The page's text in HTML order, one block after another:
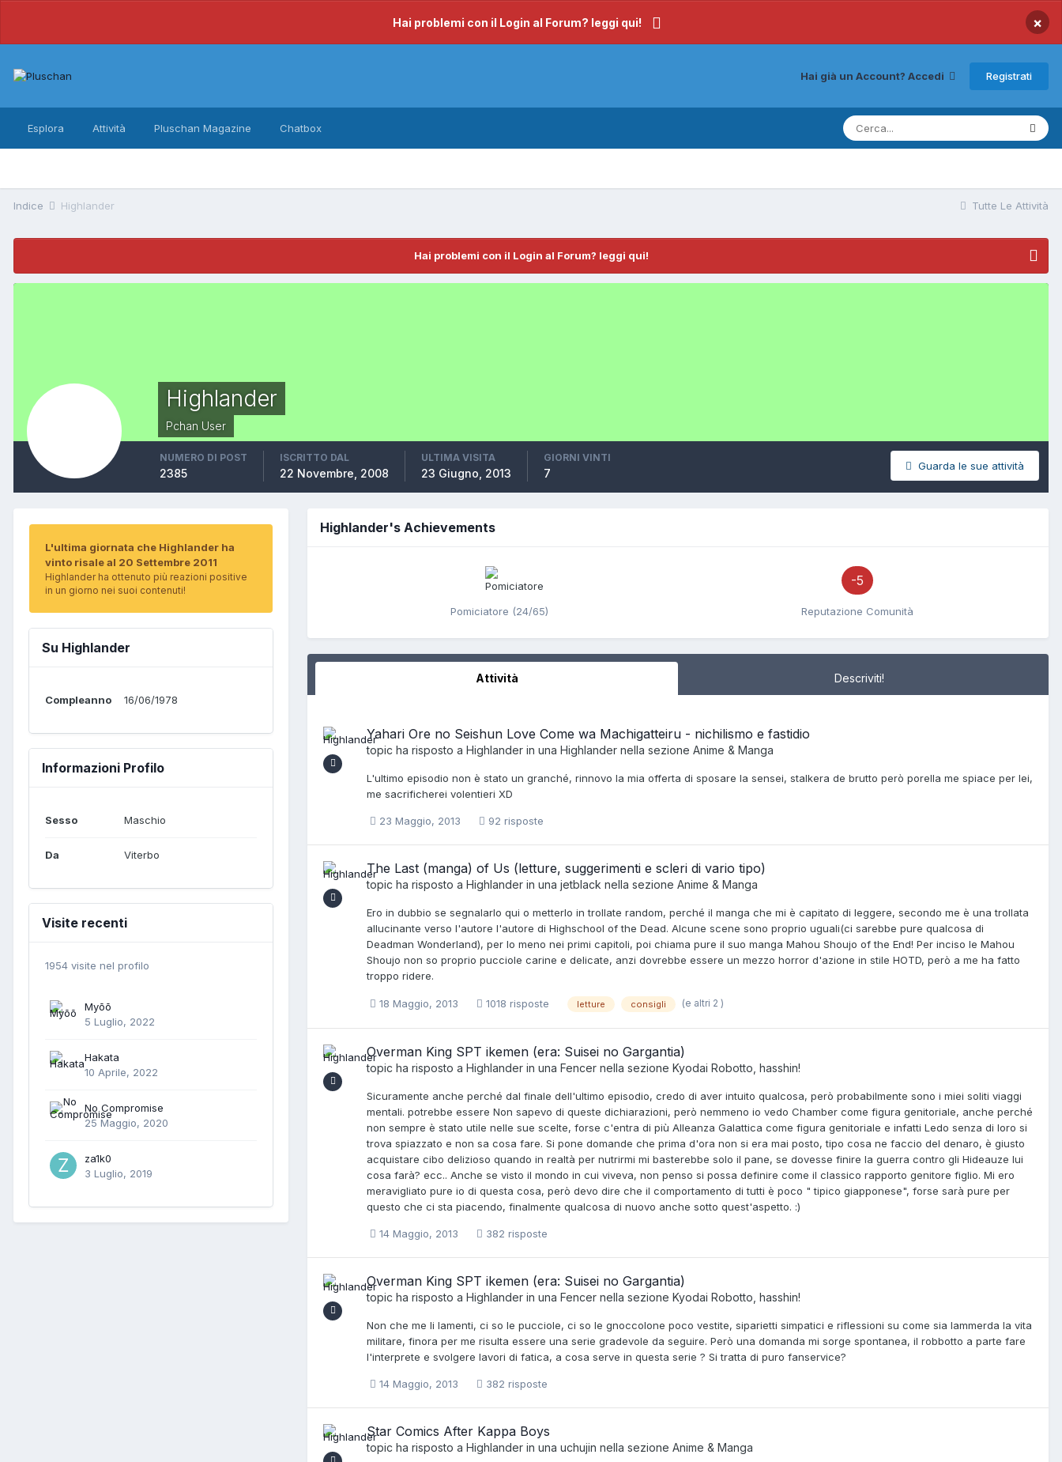
Hai problemi con il Login al Forum? leggi qui! ×
Hai già un Account? Accedi Registrati
Esplora Attività Pluschan Magazine Chatbox
Tutte Le Attività
Indice Highlander
Hai problemi con il Login al Forum? leggi qui!
Highlander
Pchan User
Guarda le sue attività
NUMERO DI POST
2385
ISCRITTO DAL
22 Novembre, 2008
ULTIMA VISITA
23 Giugno, 2013
GIORNI VINTI
7
L'ultima giornata che Highlander ha
vinto risale al 20 Settembre 2011
Highlander ha ottenuto più reazioni positive
in un giorno nei suoi contenuti!
Su Highlander
Compleanno 16/06/1978
Informazioni Profilo
Sesso Maschio
Da Viterbo
Visite recenti
1954 visite nel profilo
Myōō
5 Luglio, 2022
Hakata
10 Aprile, 2022
No Compromise
25 Maggio, 2020
za1k0
3 Luglio, 2019
Highlander's Achievements
Pomiciatore (24/65)
-5
Reputazione Comunità
Attività Descriviti!
Yahari Ore no Seishun Love Come wa Machigatteiru - nichilismo e fastidio
topic ha risposto a Highlander in una Highlander nella sezione Anime & Manga
L'ultimo episodio non è stato un granché, rinnovo la mia offerta di sposare la sensei, stalkera de brutto però porella me spiace per lei,
me sacrificherei volentieri XD
23 Maggio, 2013 92 risposte
The Last (manga) of Us (letture, suggerimenti e scleri di vario tipo)
topic ha risposto a Highlander in una jetblack nella sezione Anime & Manga
Ero in dubbio se segnalarlo qui o metterlo in trollate random, perché il manga che mi è capitato di leggere, secondo me è una trollata
allucinante verso l'autore l'autore di Highschool of the Dead. Alcune scene sono proprio uguali(ci sarebbe pure qualcosa di
Deadman Wonderland), per lo meno nei primi capitoli, poi chiama pure il suo manga Mahou Shoujo of the End! Per inciso le Mahou
Shoujo non so proprio pucciole carine e delicate, anzi dovrebbe essere un mezzo horror d'azione in stile HOTD, però a me ha fatto
troppo ridere.
18 Maggio, 2013 1018 risposte letture consigli (e altri 2 )
Overman King SPT ikemen (era: Suisei no Gargantia)
topic ha risposto a Highlander in una Fencer nella sezione Kyodai Robotto, hasshin!
Sicuramente anche perché dal finale dell'ultimo episodio, credo di aver intuito qualcosa, però probabilmente sono i miei soliti viaggi
mentali. potrebbe essere Non sapevo di queste dichiarazioni, però nemmeno io vedo Chamber come figura genitoriale, anche perché
non sempre è stato utile nelle sue scelte, forse c'entra di più Alleanza Galattica come figura genitoriale e infatti Ledo senza di loro si
trova spiazzato e non sa cosa fare. Si pone domande che prima d'ora non si era mai posto, tipo cosa ne faccio del denaro, è giusto
acquistare cibo delizioso quando in realtà per nutrirmi mi basterebbe solo il pane, se dovesse finire la guerra contro gli Hideauze lui
cosa farà? ecc.. Anche se visto il mondo in cui viveva, non penso si possa definire come il classico rapporto genitore figlio. Mi ero
meravigliato pure io di questa cosa, però devo dire che il comportamento di tutti è poco " tipico giapponese", forse sarà pure per
questo che ci sta piacendo, finalmente qualcosa di nuovo anche sotto quest'aspetto. :)
14 Maggio, 2013 382 risposte
Overman King SPT ikemen (era: Suisei no Gargantia)
topic ha risposto a Highlander in una Fencer nella sezione Kyodai Robotto, hasshin!
Non che me li lamenti, ci so le pucciole, ci so le gnoccolone poco vestite, siparietti simpatici e riflessioni su come sia lammerda la vita
militare, finora per me risulta essere una serie gradevole da seguire. Però una domanda mi sorge spontanea, il robbotto a parte fare
l'interprete e svolgere lavori di fatica, a cosa serve in questa serie ? Si tratta di puro fanservice?
14 Maggio, 2013 382 risposte
Star Comics After Kappa Boys
topic ha risposto a Highlander in una uchujin nella sezione Anime & Manga